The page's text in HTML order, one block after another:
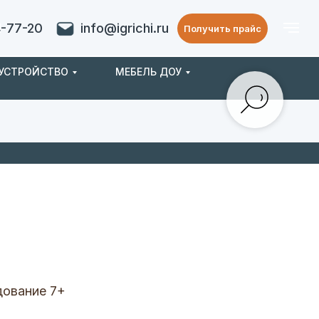
77-20 info@igrichi.ru Получить прайс
МЕБЕЛЬ ДОУ
7+